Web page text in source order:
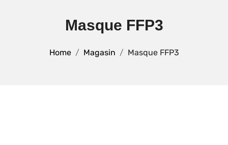
Masque FFP3
Home Magasin Masque FFP3